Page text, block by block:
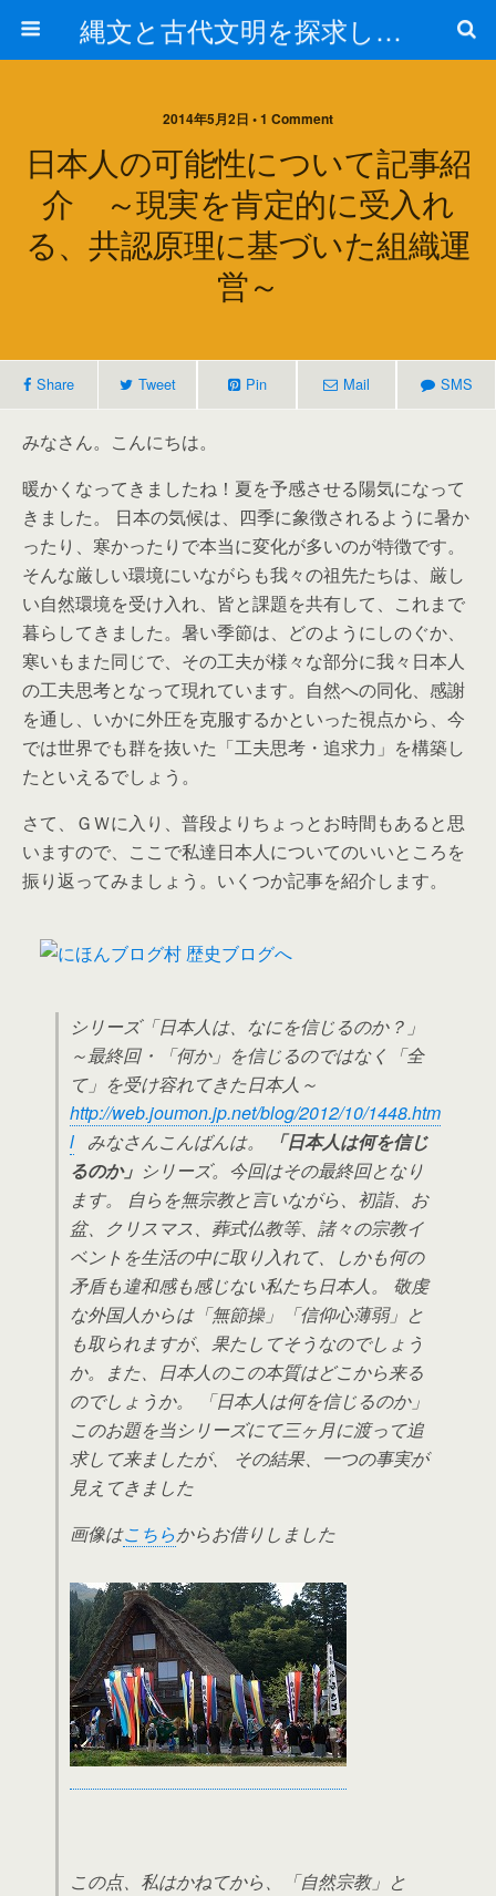
縄文と古代文明を探求しよう！
2014年5月2日 • 1 Comment
日本人の可能性について記事紹
介 ～現実を肯定的に受入れ
る、共認原理に基づいた組織運
営～
Share Tweet Pin Mail SMS
みなさん。こんにちは。
暖かくなってきましたね！夏を予感させる陽気になって
きました。 日本の気候は、四季に象徴されるように暑か
ったり、寒かったりで本当に変化が多いのが特徴です。
そんな厳しい環境にいながらも我々の祖先たちは、厳し
い自然環境を受け入れ、皆と課題を共有して、これまで
暮らしてきました。暑い季節は、どのようにしのぐか、
寒いもまた同じで、その工夫が様々な部分に我々日本人
の工夫思考となって現れています。自然への同化、感謝
を通し、いかに外圧を克服するかといった視点から、今
では世界でも群を抜いた「工夫思考・追求力」を構築し
たといえるでしょう。
さて、ＧＷに入り、普段よりちょっとお時間もあると思
いますので、ここで私達日本人についてのいいところを
振り返ってみましょう。いくつか記事を紹介します。
シリーズ「日本人は、なにを信じるのか？」
～最終回・「何か」を信じるのではなく「全
て」を受け容れてきた日本人～
http://web.joumon.jp.net/blog/2012/10/1448.htm
l みなさんこんばんは。
「日本人は何を信じ
るのか」 シリーズ。今回はその最終回となり
ます。 自らを無宗教と言いながら、初詣、お
盆、クリスマス、葬式仏教等、諸々の宗教イ
ベントを生活の中に取り入れて、しかも何の
矛盾も違和感も感じない私たち日本人。 敬虔
な外国人からは「無節操」「信仰心薄弱」と
も取られますが、果たしてそうなのでしょう
か。また、日本人のこの本質はどこから来る
のでしょうか。 「日本人は何を信じるのか」
このお題を当シリーズにて三ヶ月に渡って追
求して来ましたが、 その結果、一つの事実が
見えてきました
画像はこちらからお借りしました
この点、私はかねてから、「自然宗教」と